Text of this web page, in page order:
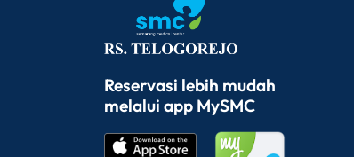
Reservasi lebih mudah
melalui app MySMC